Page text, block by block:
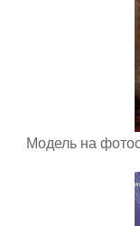
Модель на